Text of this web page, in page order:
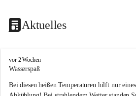
Aktuelles
V
o
k
vor 2 Wochen
Wasserspaß
Bei diesen heißen Temperaturen hilft nur